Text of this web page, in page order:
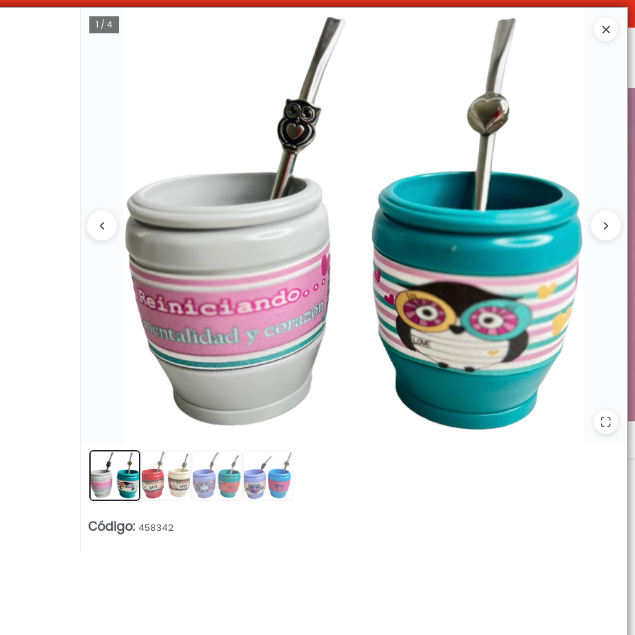
1 / 4
Código: 458342
SUPERIORES A $100.000 10% DE DESCUENTO ! SOLO EN EFECTIVO
Ingresar a la Tienda
QUIÉNES SOMOS CONTACTO
COMO LLEGAR